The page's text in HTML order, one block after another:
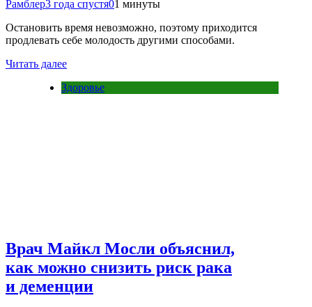
Рамблер3 года спустя01 минуты
Остановить время невозможно, поэтому приходится
продлевать себе молодость другими способами.
Читать далее
Здоровье
Врач Майкл Мосли объяснил,
как можно снизить риск рака
и деменции